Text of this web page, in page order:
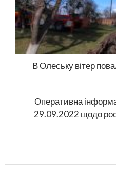
В Олеську вітер
Оперативна
29.09.2022 щодо